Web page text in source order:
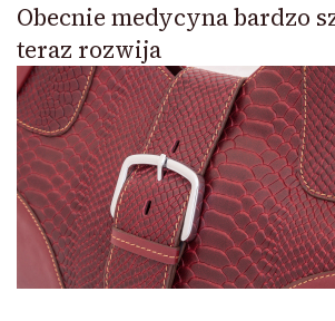
Obecnie medycyna bardzo
teraz rozwija